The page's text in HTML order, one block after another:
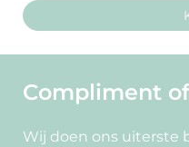
Compliment
Wij doen ons uiterste